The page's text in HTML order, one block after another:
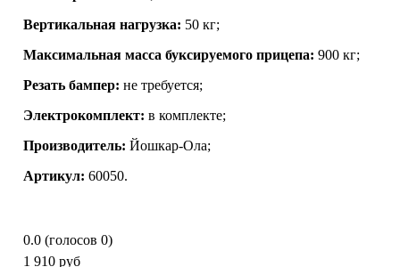
Вертикальная нагрузка: 50 кг;
Максимальная масса буксируемого прицепа: 900 кг;
Резать бампер: не требуется;
Электрокомплект: в комплекте;
Производитель: Йошкар-Ола;
Артикул: 60050.
0.0 (голосов 0)
1 910 руб